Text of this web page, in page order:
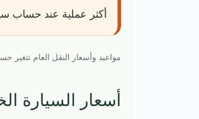
أكثر عملية عند حساب
مواعيد وأسعار النقل العام تتغير
أسعار السيارة